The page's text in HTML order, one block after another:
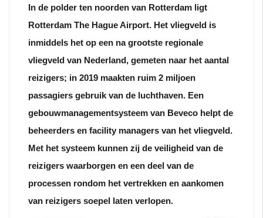
In de polder ten noorden van Rotterdam ligt
Rotterdam The Hague Airport. Het vliegveld is
inmiddels het op een na grootste regionale
vliegveld van Nederland, gemeten naar het aantal
reizigers; in 2019 maakten ruim 2 miljoen
passagiers gebruik van de luchthaven. Een
gebouwmanagementsysteem van Beveco helpt de
beheerders en facility managers van het vliegveld.
Met het systeem kunnen zij de veiligheid van de
reizigers waarborgen en een deel van de
processen rondom het vertrekken en aankomen
van reizigers soepel laten verlopen.